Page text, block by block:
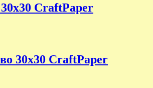
CraftPaper
30х30 CraftPaper